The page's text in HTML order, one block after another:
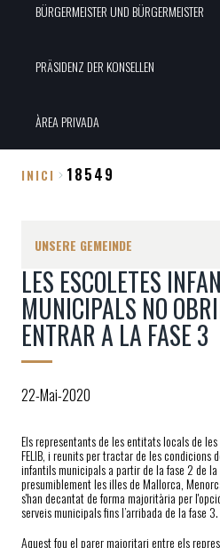
BÜRGERMEISTER UND BÜRGERMEISTER
PRÄSIDENZ DER KONSELLEN
ÀREA PRIVADA
INICI 18549
UNSERE GEMEINDE
LES ESCOLETES
MUNICIPALS NO
ENTRAR A LA FASE 3
22-Mai-2020
Els representants de les entitats locals de
FELIB, i reunits per tractar de les condicions
infantils municipals a partir de la fase 2 de
presumiblement les illes de Mallorca,
s'han decantat de forma majoritària per
serveis municipals fins l’arribada de la fase 3.
Aquest fou el parer majoritari entre els